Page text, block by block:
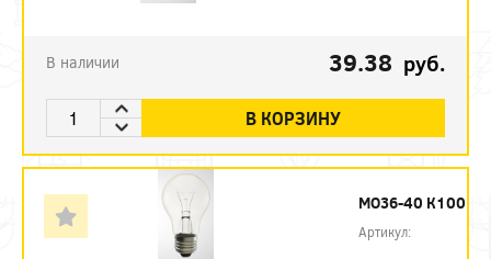
В наличии 39.38 руб.
В КОРЗИНУ
МО36-40 К100
Артикул: